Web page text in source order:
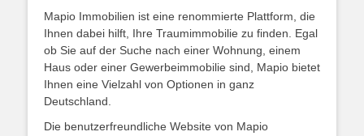
Mapio Immobilien ist eine renommierte Plattform, die
Ihnen dabei hilft, Ihre Traumimmobilie zu finden. Egal
ob Sie auf der Suche nach einer Wohnung, einem
Haus oder einer Gewerbeimmobilie sind, Mapio bietet
Ihnen eine Vielzahl von Optionen in ganz
Deutschland.
Die benutzerfreundliche Website von Mapio